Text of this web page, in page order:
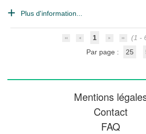
Plus d'information...
1
(1 -
Par page :
25
Mentions
Contact
FAQ